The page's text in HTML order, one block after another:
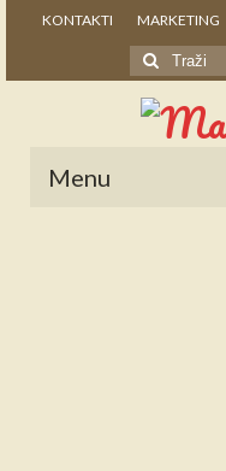
KONTAKTI MARKETING
Search
for:
Menu